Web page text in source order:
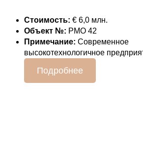
Стоимость: € 6,0 млн.
Объект №: РМО 42
Примечание: Современное
высокотехнологичное
Подробнее